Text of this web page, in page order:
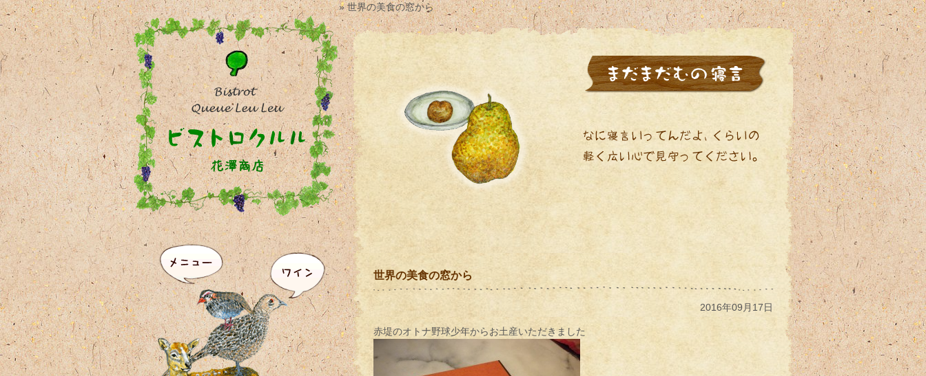
» 世界の美食の窓から
世界の美食の窓から
2016年09月17日
赤堤のオトナ野球少年からお土産いただきました